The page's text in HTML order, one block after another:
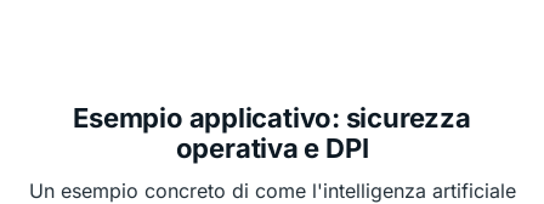
Esempio applicativo: sicurezza
operativa e DPI
Un esempio concreto di come l'intelligenza artificiale